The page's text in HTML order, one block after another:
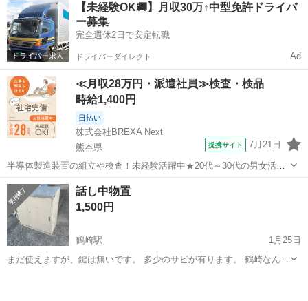
【未経験OK🚚】月収30万↑中型免許ドライバ
ー募集
完全週休2日で安定転職
ドライバーダイレクト Ad
≪月収28万円・派遣社員≫検査・検品
時給1,400円
日払い
株式会社BREXA Next
熊本県
提携サイト 7月21日
半導体製造装置の組立や検査！未経験活躍中★20代～30代の男女活躍
中★ワンルーム寮完備！赴任旅費会社負担！マイカー通勤OK！無料駐
車場あり！正社員登用あり！《熊本県菊池郡大津町》 人気の工場のお
仕事 ◇半導体製造装置の組立...
熊本 その他
話し中物置
1,500円
鶴崎駅
1月25日
まだ使えますが、鍵は無いです。 多少のサビが有ります。 鶴崎なんで